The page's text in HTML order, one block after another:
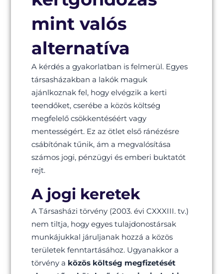
mint valós
alternatíva
A kérdés a gyakorlatban is felmerül. Egyes
társasházakban a lakók maguk
ajánlkoznak fel, hogy elvégzik a kerti
teendőket, cserébe a közös költség
megfelelő csökkentéséért vagy
mentességért. Ez az ötlet első ránézésre
csábítónak tűnik, ám a megvalósítása
számos jogi, pénzügyi és emberi buktatót
rejt.
A jogi keretek
A Társasházi törvény (2003. évi CXXXIII. tv.)
nem tiltja, hogy egyes tulajdonostársak
munkájukkal járuljanak hozzá a közös
területek fenntartásához. Ugyanakkor a
törvény a közös költség megfizetését